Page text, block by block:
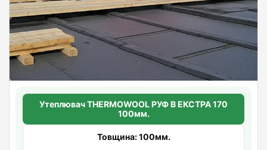
Утеплювач THERMOWOOL РУФ В ЕКСТРА 170
100мм.
Товщина: 100мм.